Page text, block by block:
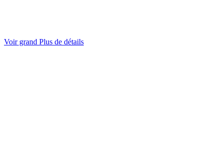
Voir grand Plus de détails